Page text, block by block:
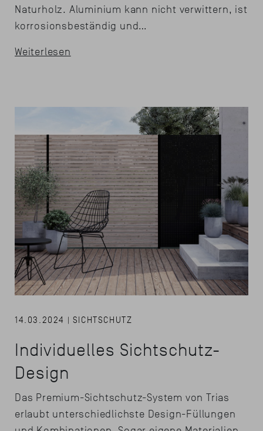
Naturholz. Aluminium kann nicht verwittern, ist
korrosionsbeständig und…
Weiterlesen
14.03.2024 | SICHTSCHUTZ
Individuelles Sichtschutz-
Design
Das Premium-Sichtschutz-System von Trias
erlaubt unterschiedlichste Design-Füllungen